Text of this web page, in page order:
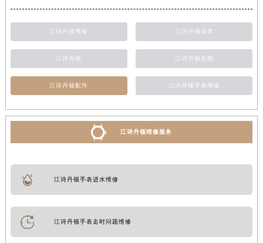
江诗丹顿维修 江诗丹顿保养
江诗丹顿 江诗丹顿新闻
江诗丹顿配件 江诗丹顿手表维修
江诗丹顿维修服务
江诗丹顿手表进水维修
江诗丹顿手表走时问题维修